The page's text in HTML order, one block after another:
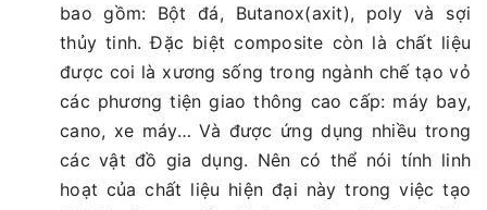
bao gồm: Bột đá, Butanox(axit), poly và sợi
thủy tinh. Đặc biệt composite còn là chất liệu
được coi là xương sống trong ngành chế tạo vỏ
các phương tiện giao thông cao cấp: máy bay,
cano, xe máy… Và được ứng dụng nhiều trong
các vật đồ gia dụng. Nên có thể nói tính linh
hoạt của chất liệu hiện đại này trong việc tạo